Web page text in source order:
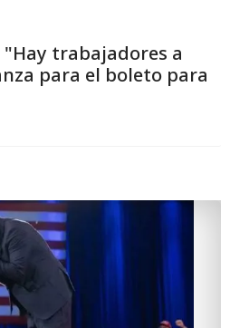
"Hay trabajadores a
para el boleto para